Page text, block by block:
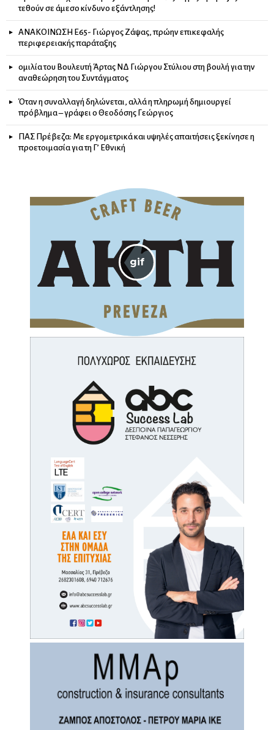
τεθούν σε άμεσο κίνδυνο εξάντλησης!
ΑΝΑΚΟΙΝΩΣΗ Ε65- Γιώργος Ζάψας, πρώην επικεφαλής
περιφερειακής παράταξης
ομιλία του Βουλευτή Άρτας ΝΔ Γιώργου Στύλιου στη βουλή για την
αναθεώρηση του Συντάγματος
Όταν η συναλλαγή δηλώνεται, αλλά η πληρωμή δημιουργεί
πρόβλημα – γράφει ο Θεοδόσης Γεώργιος
ΠΑΣ Πρέβεζα: Με εργομετρικά και υψηλές απαιτήσεις ξεκίνησε η
προετοιμασία για τη Γ’ Εθνική